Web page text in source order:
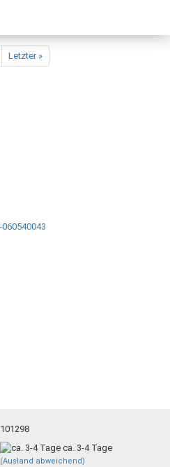
Letzter »
101298
ca. 3-4 Tage
(Ausland abweichend)